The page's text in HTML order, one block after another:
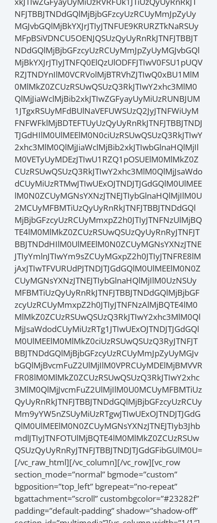
NFJTBBJTNDdGQlMjBjbGFzcyUzRCUyMmJpZyUy
MGJvbGQlMjBkYXJrJTIyJTNFUE9KRURZTkNaRSUy
MFpBSiVDNCU5OENJQSUzQyUyRnRkJTNFJTBBJT
NDdGQlMjBjbGFzcyUzRCUyMmJpZyUyMGJvbGQl
MjBkYXJrJTIyJTNFQ0ElQzUlODFFJTIwV0FSU1pUQV
RZJTNDYnIlM0VCRVolMjBTRVhZJTIwQ0xBU1MlM
0MlMkZ0ZCUzRSUwQSUzQ3RkJTIwY2xhc3MlM0
QlMjJiaWclMjBib2xkJTIwZGFyayUyMiUzRUNBJUM
1JTgxRSUyMFdBUlNaVEFUWSUzQ2JyJTNFWiUyM
FNFWFklMjBDTEFTUyUzQyUyRnRkJTNFJTBBJTNDJ
TJGdHIlM0UlMEElM0N0ciUzRSUwQSUzQ3RkJTIwY
2xhc3MlM0QlMjJiaWclMjBib2xkJTIwbGlnaHQlMjIl
M0VETyUyMDEzJTIwU1RZQ1pOSUElM0MlMkZ0Z
CUzRSUwQSUzQ3RkJTIwY2xhc3MlM0QlMjJsaWdo
dCUyMiUzRTMwJTIwUExOJTNDJTJGdGQlM0UlMEE
lM0N0ZCUyMGNsYXNzJTNEJTIybGlnaHQlMjIlM0U
2MCUyMFBMTiUzQyUyRnRkJTNFJTBBJTNDdGQl
MjBjbGFzcyUzRCUyMmxpZ2h0JTIyJTNFNzUlMjBQ
TE4lM0MlMkZ0ZCUzRSUwQSUzQyUyRnRyJTNFJT
BBJTNDdHIlM0UlMEElM0N0ZCUyMGNsYXNzJTNE
JTIyYmlnJTIwYm9sZCUyMGxpZ2h0JTIyJTNFRE8lM
jAxJTIwTFVURUdPJTNDJTJGdGQlM0UlMEElM0N0Z
CUyMGNsYXNzJTNEJTIybGlnaHQlMjIlM0UzNSUy
MFBMTiUzQyUyRnRkJTNFJTBBJTNDdGQlMjBjbGF
zcyUzRCUyMmxpZ2h0JTIyJTNFNzAlMjBQTE4lM0
MlMkZ0ZCUzRSUwQSUzQ3RkJTIwY2xhc3MlM0Ql
MjJsaWdodCUyMiUzRTg1JTIwUExOJTNDJTJGdGQl
M0UlMEElM0MlMkZ0ciUzRSUwQSUzQ3RyJTNFJT
BBJTNDdGQlMjBjbGFzcyUzRCUyMmJpZyUyMGJv
bGQlMjBvcmFuZ2UlMjIlM0VPRCUyMDElMjBMVVR
FR08lM0MlMkZ0ZCUzRSUwQSUzQ3RkJTIwY2xhc
3MlM0QlMjJvcmFuZ2UlMjIlM0U0MCUyMFBMTiUz
QyUyRnRkJTNFJTBBJTNDdGQlMjBjbGFzcyUzRCUy
Mm9yYW5nZSUyMiUzRTgwJTIwUExOJTNDJTJGdG
QlM0UlMEElM0N0ZCUyMGNsYXNzJTNEJTIyb3Jhb
mdlJTIyJTNFOTUlMjBQTE4lM0MlMkZ0ZCUzRSUw
QSUzQyUyRnRyJTNFJTBBJTNDJTJGdGFibGUlM0U=
[/vc_raw_html][/vc_column][/vc_row][vc_row
section_mode=”normal” bgmode=”custom”
bgposition=”top_left” bgrepeat=”no-repeat”
bgattachment=”scroll” custombgcolor=”#23282f”
padding=”default-padding” shadow=”shadow-off”